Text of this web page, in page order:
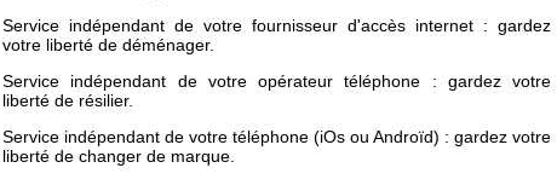
Service indépendant de votre fournisseur d'accès internet : gardez
votre liberté de déménager.
Service indépendant de votre opérateur téléphone : gardez votre
liberté de résilier.
Service indépendant de votre téléphone (iOs ou Androïd) : gardez votre
liberté de changer de marque.